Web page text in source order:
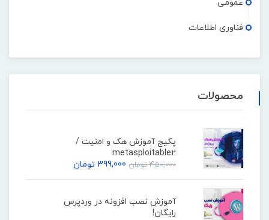
عمومی
فناوری اطلاعات
محصولات
پکیج آموزش هک و امنیت /
metasploitable2
450,000 تومان 399,000 تومان
آموزش نصب افزونه در وردپرس
رایگان!